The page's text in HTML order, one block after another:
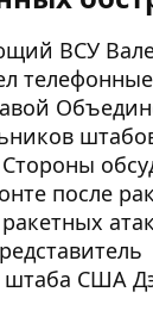
ВСУ
телефонные
после
США